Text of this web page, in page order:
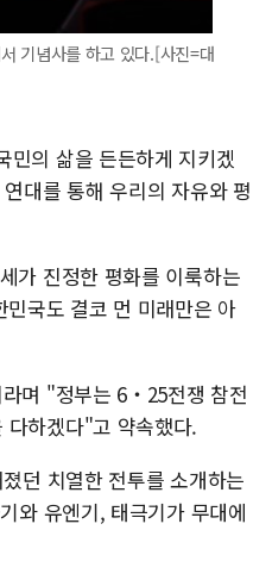
기념사를 하고 있다.[사진=대
민의 삶을 든든하게 지키겠
대를 통해 우리의 자유와 평
가 진정한 평화를 이룩하는
국도 결코 먼 미래만은 아
며 "정부는 6‧25전쟁 참전
다하겠다"고 약속했다.
던 치열한 전투를 소개하는
와 유엔기, 태극기가 무대에